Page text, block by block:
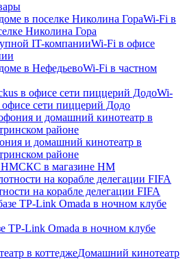
Wi-Fi в
Николина Гора
Wi-Fi в офисе
Wi-Fi в частном
Wi-
офисе сети пиццерий Додо
и домашний кинотеатр в
районе
СКС в магазине HM
на корабле делегации FIFA
TP-Link Omada в ночном клубе
Домашний кинотеатр